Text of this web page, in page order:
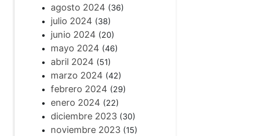
agosto 2024 (36)
julio 2024 (38)
junio 2024 (20)
mayo 2024 (46)
abril 2024 (51)
marzo 2024 (42)
febrero 2024 (29)
enero 2024 (22)
diciembre 2023(30)
noviembre 2023(15)